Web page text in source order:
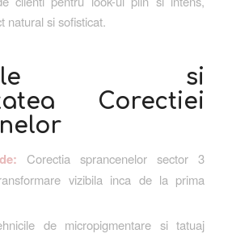
natural si sofisticat.
si
Corectiei
Corectia sprancenelor sector 3
vizibila inca de la prima
de micropigmentare si tatuaj